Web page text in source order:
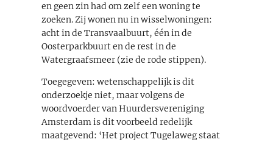
en geen zin had om zelf een woning te
zoeken. Zij wonen nu in wisselwoningen:
acht in de Transvaalbuurt, één in de
Oosterparkbuurt en de rest in de
Watergraafsmeer (zie de rode stippen).
Toegegeven: wetenschappelijk is dit
onderzoekje niet, maar volgens de
woordvoerder van Huurdersvereniging
Amsterdam is dit voorbeeld redelijk
maatgevend: ‘Het project Tugelaweg staat